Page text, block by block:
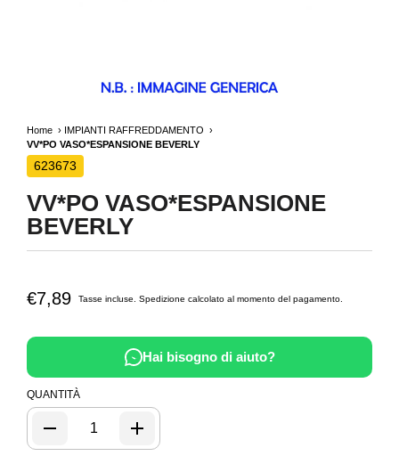
Home
IMPIANTI RAFFREDDAMENTO
VV*PO VASO*ESPANSIONE BEVERLY
623673
VV*PO VASO*ESPANSIONE
BEVERLY
€7,89 Tasse incluse. Spedizione calcolato al momento del pagamento.
Hai bisogno di aiuto?
QUANTITÀ